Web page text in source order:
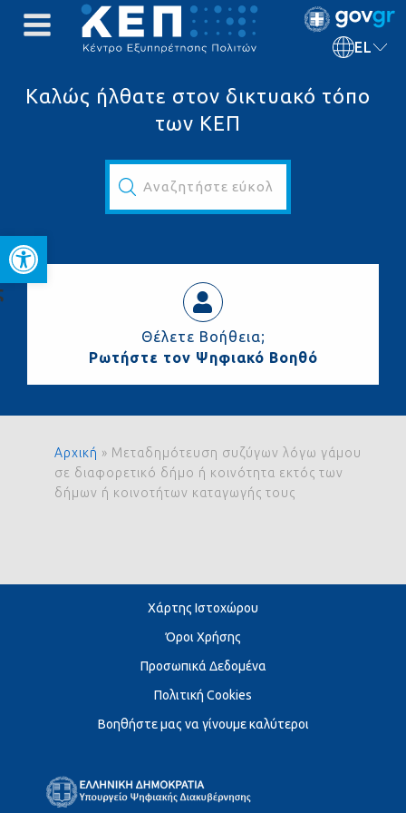
Ανοίξτε τη γραμμή
EL
Καλώς ήλθατε στον δικτυακό τόπο
των ΚΕΠ
Αναζητήστε εύκολα και γρήγορα...
Θέλετε Βοήθεια;
Ρωτήστε τον Ψηφιακό Βοηθό
Αρχική » Μεταδημότευση συζύγων λόγω γάμου
σε διαφορετικό δήμο ή κοινότητα εκτός των
δήμων ή κοινοτήτων καταγωγής τους
Χάρτης Ιστοχώρου
Όροι Χρήσης
Προσωπικά Δεδομένα
Πολιτική Cookies
Βοηθήστε μας να γίνουμε καλύτεροι